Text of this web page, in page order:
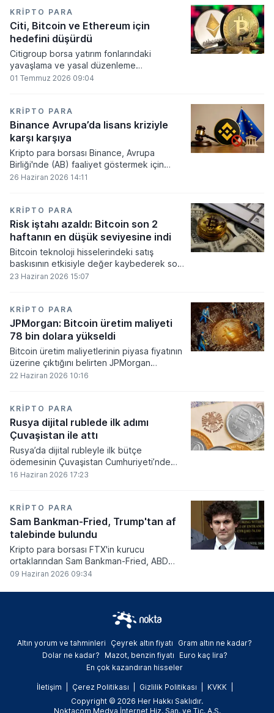
KRIPTO PARA
Citi, Bitcoin ve Ethereum için
hedefini düşürdü
Citigroup borsa yatırım fonlarındaki
yavaşlama ve yasal düzenleme
beklentilerinin zayıflaması üzerine kripto
01 Temmuz 2026 09:04
KRIPTO PARA
Binance Avrupa’da lisans kriziyle
karşı karşıya
Kripto para borsası Binance, Avrupa
Birliği'nde (AB) faaliyet göstermek için
gerekli düzenleyici onayları alamadı.
26 Haziran 2026 14:11
KRIPTO PARA
Risk iştahı azaldı: Bitcoin son 2
haftanın en düşük seviyesine indi
Bitcoin teknoloji hisselerindeki satış
baskısının etkisiyle değer kaybederek son
iki haftanın en düşük seviyesini gördü.
23 Haziran 2026 15:07
KRIPTO PARA
JPMorgan: Bitcoin üretim maliyeti
78 bin dolara yükseldi
Bitcoin üretim maliyetlerinin piyasa fiyatının
üzerine çıktığını belirten JPMorgan
analistleri, madencilik sektöründeki kârlılık
22 Haziran 2026 10:16
KRIPTO PARA
Rusya dijital rublede ilk adımı
Çuvaşistan ile attı
Rusya’da dijital rubleyle ilk bütçe
ödemesinin Çuvaşistan Cumhuriyeti’nde
gerçekleştirildiği bildirildi.
16 Haziran 2026 17:23
KRIPTO PARA
Sam Bankman-Fried, Trump'tan af
talebinde bulundu
Kripto para borsası FTX'in kurucu
ortaklarından Sam Bankman-Fried, ABD
Başkanı Donald Trump'tan resmi olarak af
09 Haziran 2026 09:34
Altın yorum ve tahminleri Çeyrek altın fiyatı
Gram altın ne kadar?
Dolar ne kadar?
Mazot, benzin fiyatı
Euro kaç lira?
En çok kazandıran hisseler
İletişim Çerez Politikası Gizlilik Politikası
KVKK
Copyright © 2026 Her Hakkı Saklıdır.
Noktacom Medya İnternet Hiz. San. ve Tic. A.Ş.